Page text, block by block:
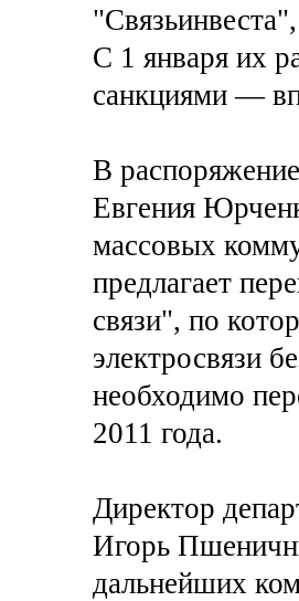
С 1 января их
санкциями —
В
Евгения
массовых
предлагает
связи", по
электросвязи
необходимо
2011 года.
Директор
Игорь
дальнейших